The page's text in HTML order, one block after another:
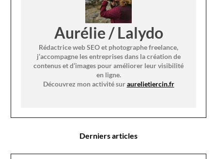
Aurélie / Lalydo
Rédactrice web SEO et photographe freelance,
j’accompagne les entreprises dans la création de
contenus et d’images pour améliorer leur visibilité
en ligne.
Découvrez mon activité suraurelietiercin.fr
Derniers articles